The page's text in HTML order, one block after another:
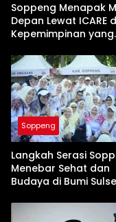
Soppeng Menapak
Depan Lewat ICARE
Kepemimpinan yang
Soppeng
Langkah Serasi
Menebar Sehat dan
Budaya di Bumi